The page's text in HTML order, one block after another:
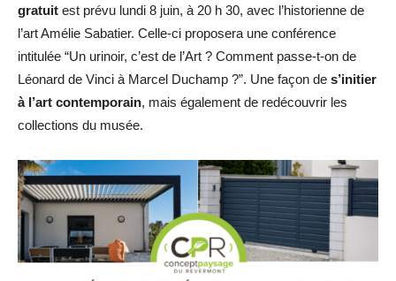
gratuit est prévu lundi 8 juin, à 20 h 30, avec l’historienne de
l’art Amélie Sabatier. Celle-ci proposera une conférence
intitulée “Un urinoir, c’est de l’Art ? Comment passe-t-on de
Léonard de Vinci à Marcel Duchamp ?”. Une façon de s’initier
à l’art contemporain, mais également de redécouvrir les
collections du musée.